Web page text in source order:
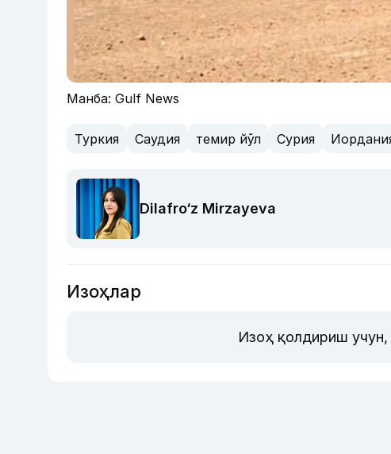
Манба: Gulf News
Туркия Саудия темир йўл Сурия
Dilafro‘z Mirzayeva
Изоҳлар
Изоҳ қолдириш учун,